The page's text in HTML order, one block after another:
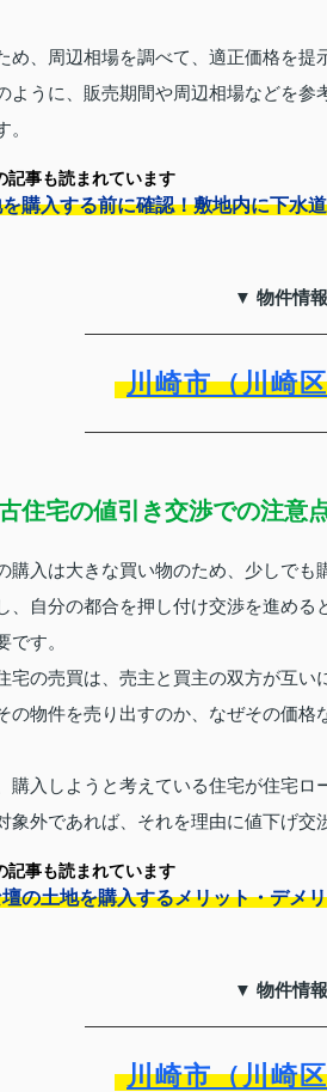
め、周辺相場を調べて、適正価格を提
ように、販売期間や周辺相場などを
。
記事も読まれています
購入する前に確認！敷地内に下水
▼ 物件情
川崎市（川崎
住宅の値引き交渉での注意
購入は大きな買い物のため、少しでも
、自分の都合を押し付け交渉を進め
です。
宅の売買は、売主と買主の双方が互い
の物件を売り出すのか、なぜその価格
購入しようと考えている住宅が住宅ロ
象外であれば、それを理由に値下げ交
記事も読まれています
の土地を購入するメリット・デメ
▼ 物件情
川崎市（川崎